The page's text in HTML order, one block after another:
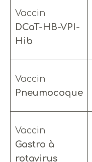
Vaccin
DCaT-HB-VPI-
Hib
Vaccin
Pneumocoque
Vaccin
Gastro à
rotavirus